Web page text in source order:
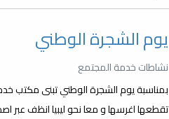
يوم الشجرة الوطني
نشاطات خدمة المجتمع
بمناسبة يوم الشجرة الوطني تبنى مكتب
تقطعها اغرسها و معا نحو ليبيا انظف عبر